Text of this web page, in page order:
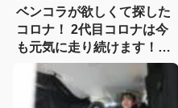
ベンコラが欲しくて探した
コロナ！ 2代目コロナは今
も元気に走り続けます！
【花見の里で感謝の集いや
ります！】